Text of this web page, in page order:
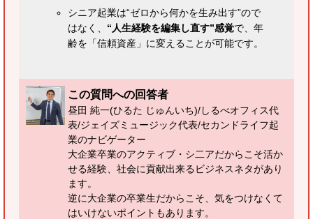
シニア起業は“ゼロから何かを生み出す”ので
はなく、 “人生経験を編集し直す”感覚で、年
齢を「信頼資産」に変えることが可能です。
この質問への回答者
昼田 純一(ひるた じゅんいち)/しるべオフィス代
表/ジェイズミュージック代表/セカンドライフ起
業のナビゲーター
大企業卒業のアクティブ・シ二アだからこそ活か
せる経験、社会に貢献出来るビジネスネタがあり
ます。
逆に大企業の卒業生だからこそ、気をつけなくて
はいけないポイントもあります。